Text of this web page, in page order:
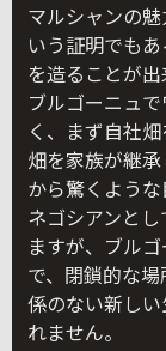
マルシャンの
いう証明でも
を造ることが
ブルゴーニュ
く、まず自社
畑を家族が継
から驚くような
ネゴシアンと
ますが、ブル
で、閉鎖的な
係のない新し
れません。